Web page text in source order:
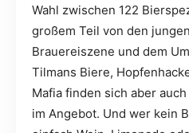
Wahl zwischen 122
großem Teil von den
Brauereiszene und dem
Tilmans Biere,
Mafia finden sich aber
im Angebot. Und wer kein